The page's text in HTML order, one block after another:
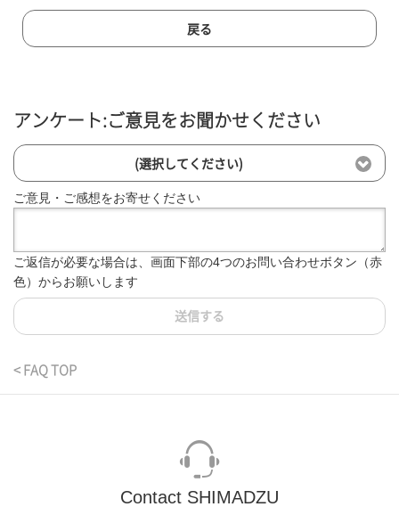
戻る
アンケート:ご意見をお聞かせください
(選択してください)
ご意見・ご感想をお寄せください
ご返信が必要な場合は、画面下部の4つのお問い合わせボタン（赤
色）からお願いします
送信する
< FAQ TOP
Contact SHIMADZU